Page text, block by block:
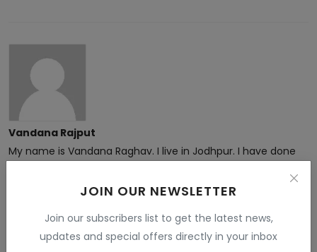
JOIN OUR NEWSLETTER
Join our subscribers list to get the latest news,
updates and special offers directly in your inbox
Vandana Rajput
My name is Vandana Raghav. I live in Jodhpur. I have done
, education , finance , Gaming and many fields . I have more
than 5 years experience in this field.